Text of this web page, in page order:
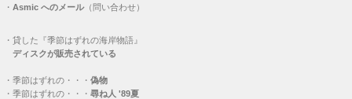
・ Asmic へのメール（問い合わせ）
・ 貸した『季節はずれの海岸物語』
ディスクが販売されている
・ 季節はずれの・・・ 偽物
・ 季節はずれの・・・ 尋ね人 '89夏